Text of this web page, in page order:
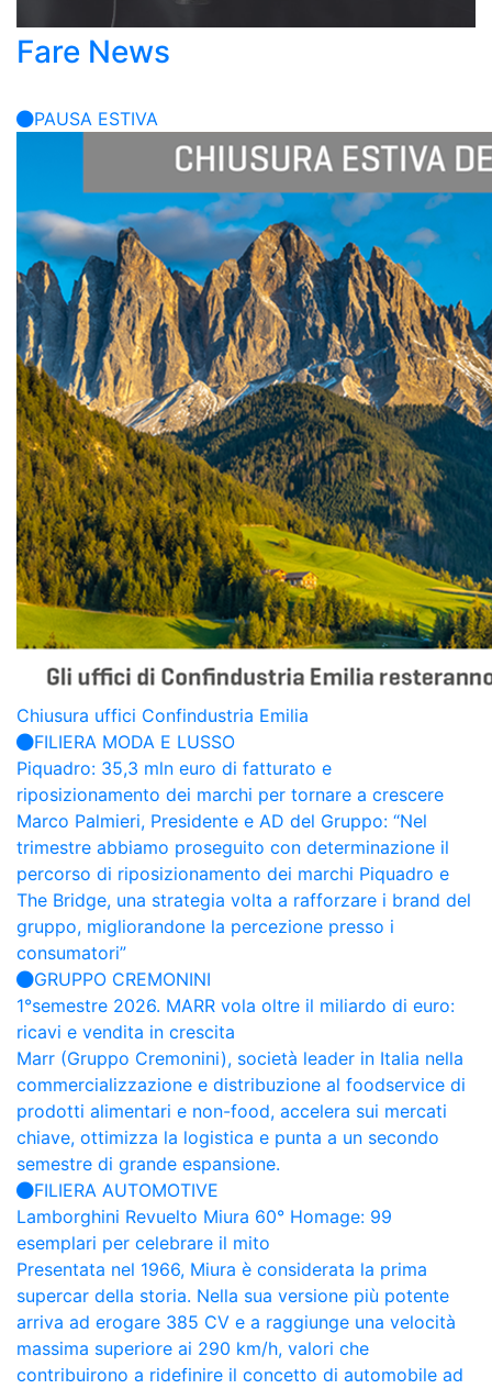
Fare News
PAUSA ESTIVA
Chiusura uffici Confindustria Emilia
FILIERA MODA E LUSSO
Piquadro: 35,3 mln euro di fatturato e
riposizionamento dei marchi per tornare a crescere
Marco Palmieri, Presidente e AD del Gruppo: “Nel
trimestre abbiamo proseguito con determinazione il
percorso di riposizionamento dei marchi Piquadro e
The Bridge, una strategia volta a rafforzare i brand del
gruppo, migliorandone la percezione presso i
consumatori”
GRUPPO CREMONINI
1°semestre 2026. MARR vola oltre il miliardo di euro:
ricavi e vendita in crescita
Marr (Gruppo Cremonini), società leader in Italia nella
commercializzazione e distribuzione al foodservice di
prodotti alimentari e non-food, accelera sui mercati
chiave, ottimizza la logistica e punta a un secondo
semestre di grande espansione.
FILIERA AUTOMOTIVE
Lamborghini Revuelto Miura 60° Homage: 99
esemplari per celebrare il mito
Presentata nel 1966, Miura è considerata la prima
supercar della storia. Nella sua versione più potente
arriva ad erogare 385 CV e a raggiunge una velocità
massima superiore ai 290 km/h, valori che
contribuirono a ridefinire il concetto di automobile ad